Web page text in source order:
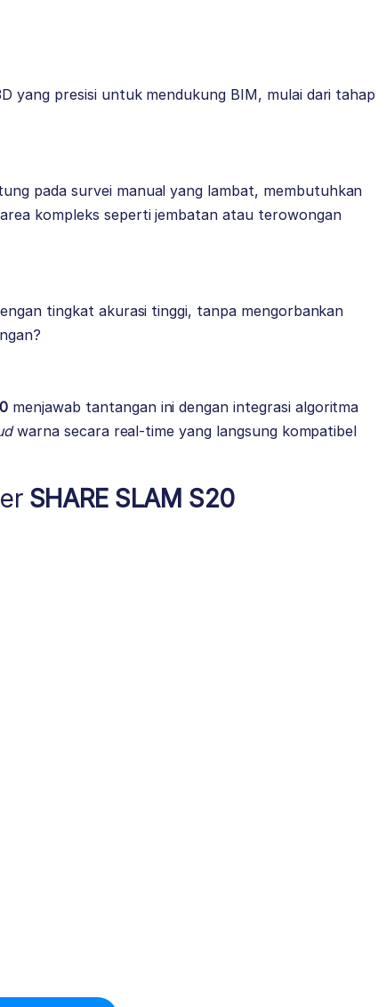
presisi untuk mendukung BIM, mulai dari tahap
pada survei manual yang lambat, membutuhkan
kompleks seperti jembatan atau terowongan
tingkat akurasi tinggi, tanpa mengorbankan
menjawab tantangan ini dengan integrasi algoritma
warna secara real-time yang langsung kompatibel
SHARE SLAM S20